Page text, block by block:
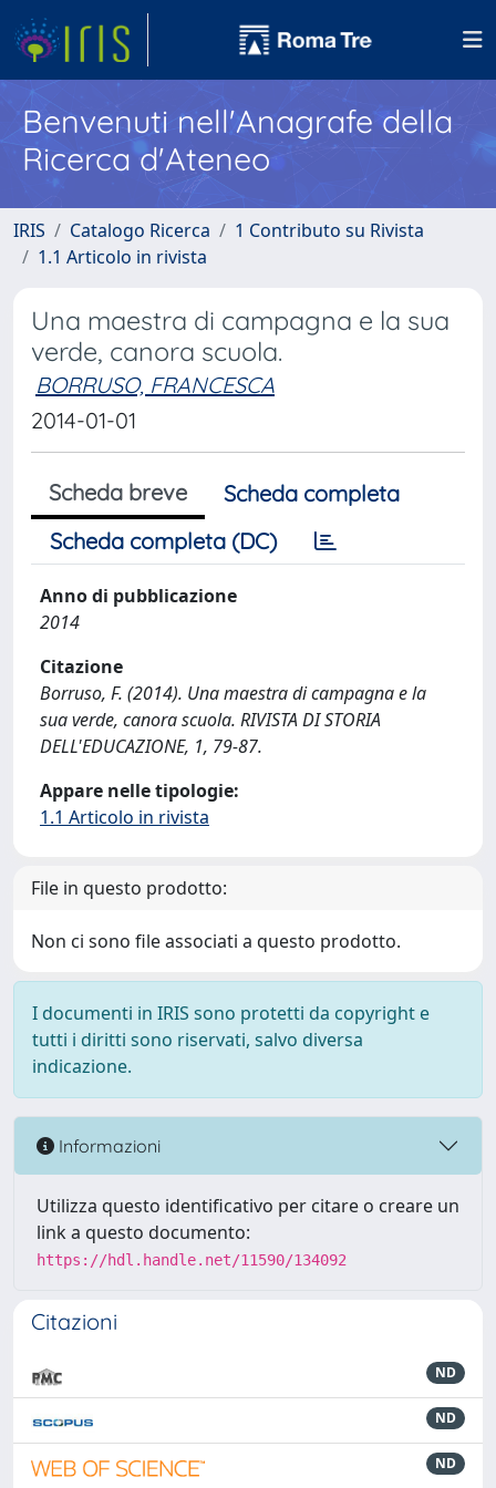
Benvenuti nell'Anagrafe della
Ricerca d'Ateneo
IRIS Catalogo Ricerca
1 Contributo su Rivista
1.1 Articolo in rivista
Una maestra di campagna e la sua
verde, canora scuola.
BORRUSO, FRANCESCA
2014-01-01
Scheda breve
Scheda completa
Scheda completa (DC)
Anno di pubblicazione
2014
Citazione
Borruso, F. (2014). Una maestra di campagna e la
sua verde, canora scuola. RIVISTA DI STORIA
DELL'EDUCAZIONE, 1, 79-87.
Appare nelle tipologie:
1.1 Articolo in rivista
File in questo prodotto:
Non ci sono file associati a questo prodotto.
I documenti in IRIS sono protetti da copyright e
tutti i diritti sono riservati, salvo diversa
indicazione.
Informazioni
Utilizza questo identificativo per citare o creare un
link a questo documento:
https://hdl.handle.net/11590/134092
Citazioni
ND
ND
ND